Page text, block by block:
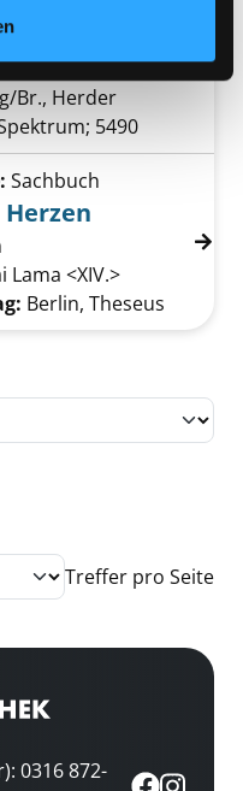
Lama <XIV.>
Br., Herder
5490
Mit weitem Herzen
Sachbuch
Lama <XIV.>
Berlin, Theseus
Treffer pro Seite
0316 872-